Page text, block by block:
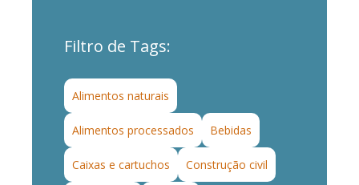
Filtro de Tags:
Alimentos naturais
Alimentos processados Bebidas
Caixas e cartuchos Construção civil